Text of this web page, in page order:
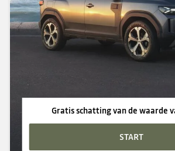
Gratis schatting van de waarde
START